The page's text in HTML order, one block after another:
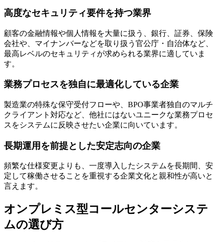
高度なセキュリティ要件を持つ業界
顧客の金融情報や個人情報を大量に扱う、銀行、証券、保険
会社や、マイナンバーなどを取り扱う官公庁・自治体など、
最高レベルのセキュリティが求められる業界に適していま
す。
業務プロセスを独自に最適化している企業
製造業の特殊な保守受付フローや、BPO事業者独自のマルチ
クライアント対応など、他社にはないユニークな業務プロセ
スをシステムに反映させたい企業に向いています。
長期運用を前提とした安定志向の企業
頻繁な仕様変更よりも、一度導入したシステムを長期間、安
定して稼働させることを重視する企業文化と親和性が高いと
言えます。
オンプレミス型コールセンターシステ
ムの選び方